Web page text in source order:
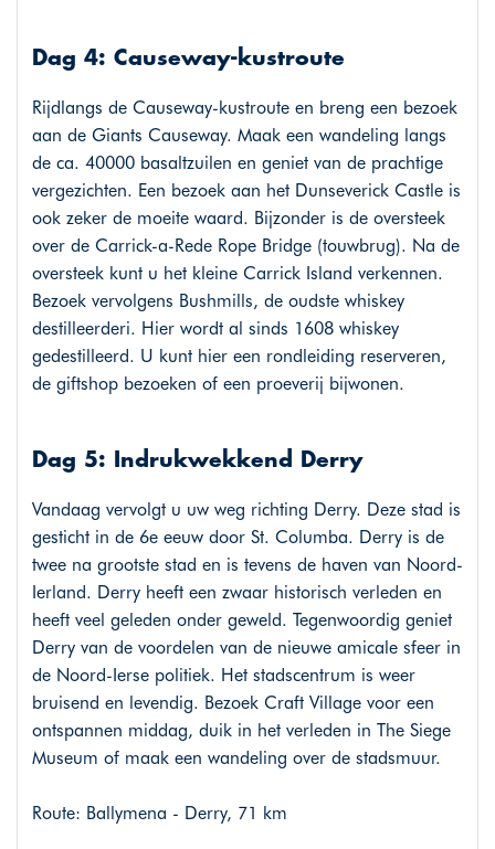
Dag 4: Causeway-kustroute
Rijdlangs de Causeway-kustroute en breng een bezoek
aan de Giants Causeway. Maak een wandeling langs
de ca. 40000 basaltzuilen en geniet van de prachtige
vergezichten. Een bezoek aan het Dunseverick Castle is
ook zeker de moeite waard. Bijzonder is de oversteek
over de Carrick-a-Rede Rope Bridge (touwbrug). Na de
oversteek kunt u het kleine Carrick Island verkennen.
Bezoek vervolgens Bushmills, de oudste whiskey
destilleerderi. Hier wordt al sinds 1608 whiskey
gedestilleerd. U kunt hier een rondleiding reserveren,
de giftshop bezoeken of een proeverij bijwonen.
Dag 5: Indrukwekkend Derry
Vandaag vervolgt u uw weg richting Derry. Deze stad is
gesticht in de 6e eeuw door St. Columba. Derry is de
twee na grootste stad en is tevens de haven van Noord-
Ierland. Derry heeft een zwaar historisch verleden en
heeft veel geleden onder geweld. Tegenwoordig geniet
Derry van de voordelen van de nieuwe amicale sfeer in
de Noord-Ierse politiek. Het stadscentrum is weer
bruisend en levendig. Bezoek Craft Village voor een
ontspannen middag, duik in het verleden in The Siege
Museum of maak een wandeling over de stadsmuur.
Route: Ballymena - Derry, 71 km